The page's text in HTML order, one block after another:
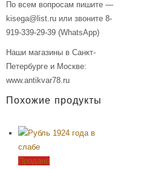
По всем вопросам пишите —
kisega@list.ru или звоните 8-
919-339-29-39 (WhatsApp)
Наши магазины в Санкт-
Петербурге и Москве:
www.antikvar78.ru
Похожие продукты
Продано